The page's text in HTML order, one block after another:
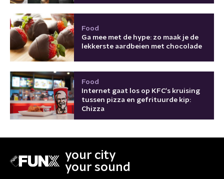
Food
Ga mee met de hype: zo maak je de
lekkerste aardbeien met chocolade
Food
Internet gaat los op KFC's kruising
tussen pizza en gefrituurde kip:
Chizza
your city
your sound